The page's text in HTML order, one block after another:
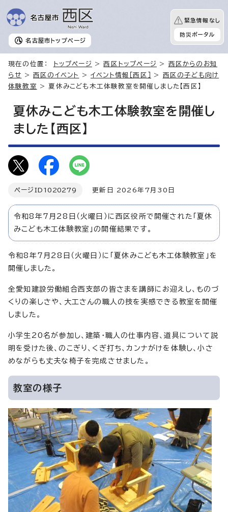
名古屋市 トップページ
緊急情報なし
防災ポータル
現在の位置： トップページ >西区トップページ > 西区からのお知
らせ
>西区のイベント >イベント情報［西区］ > 西区の子ども向け
体験教室
> 夏休みこども木工体験教室を開催しました【西区】
夏休みこども木工体験教室を開催し
ました【西区】
ページID 1020279 更新日 2026年7月30日
令和8年7月28日（火曜日）に西区役所で開催された「夏休
みこども木工体験教室」の開催結果です。
令和8年7月28日（火曜日）に「夏休みこども木工体験教室」を
開催しました。
全愛知建設労働組合西支部の皆さまを講師にお迎えし、ものづ
くりの楽しさや、大工さんの職人の技を実感できる教室を開催
しました。
小学生20名が参加し、建築・職人の仕事内容、道具について説
明を受けた後、のこぎり、くぎ打ち、カンナがけを体験し、小さ
めながらも丈夫な椅子を完成させました。
教室の様子